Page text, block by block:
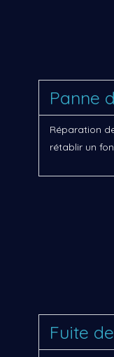
Panne
Réparation
rétablir un
Fuite